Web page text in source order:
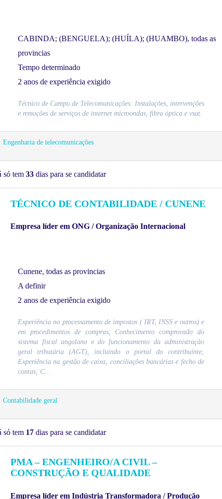
CABINDA; (BENGUELA); (HUÍLA); (HUAMBO), todas as
provincias
Tempo determinado
2 anos de experiência exigido
Técnico de Campo de Telecomunicações: Instalações, intervenções
e remoções de serviços de internet microondas, fibra óptica e vsat.
Engenharia de telecomunicações
só tem 33 dias para se candidatar
TÉCNICO DE CONTABILIDADE / CUNENE
Empresa líder em ONG / Organização Internacional
Cunene, todas as provincias
A definir
2 anos de experiência exigido
Experiência no processamento de impostos ( IRT, INSS e outros) e
em procedimentos de compras; Conhecimento comprovado do
sistema fiscal angolano e do funcionamento da administração
geral tributária (AGT), incluindo o portal do contribuinte;
Experiência na gestão de caixa, conciliações bancárias e fecho de
contas; C...
Contabilidade geral
só tem 17 dias para se candidatar
PMA – ENGENHEIRO/A CIVIL –
CONSTRUÇÃO E QUALIDADE
Empresa líder em Indústria Transformadora / Produção